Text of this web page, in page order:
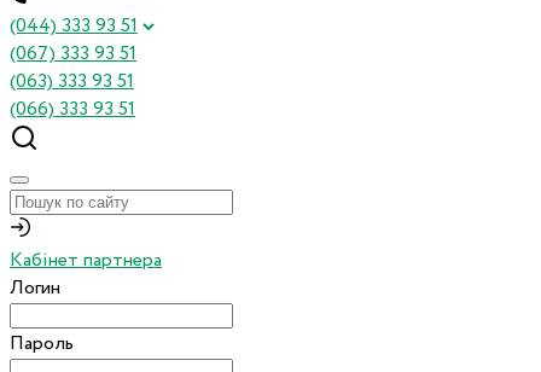
(044) 333 93 51
(067) 333 93 51
(063) 333 93 51
(066) 333 93 51
Кабінет партнера
Логин
Пароль